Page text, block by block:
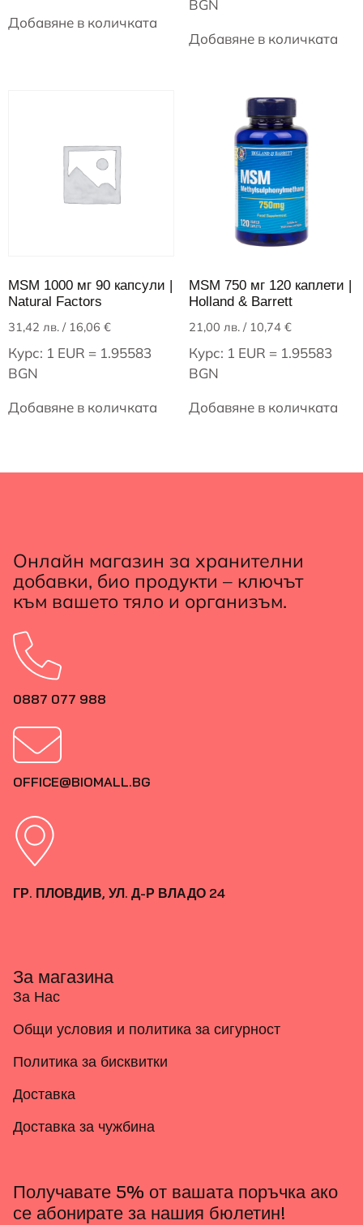
Добавяне в количката
BGN
Добавяне в количката
MSM 1000 мг 90 капсули |
Natural Factors
31,42 лв. / 16,06 €
Курс: 1 EUR = 1.95583
BGN
Добавяне в количката
MSM 750 мг 120 каплети |
Holland & Barrett
21,00 лв./ 10,74 €
Курс: 1 EUR = 1.95583
BGN
Добавяне в количката
Онлайн магазин за хранителни
добавки, био продукти – ключът
към вашето тяло и организъм.
0887 077 988
OFFICE@BIOMALL.BG
ГР. ПЛОВДИВ, УЛ. Д-Р ВЛАДО 24
За магазина
За Нас
Общи условия и политика за сигурност
Политика за бисквитки
Доставка
Доставка за чужбина
Получавате 5% от вашата поръчка ако
се абонирате за нашия бюлетин!